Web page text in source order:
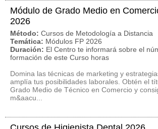
Módulo de Grado Medio en
2026
Método: Cursos de Metodología a Distancia
Temática: Módulos FP 2026
Duración: El Centro te informará sobre el
formación de este Curso horas
Domina las técnicas de marketing y
amplía tus posibilidades laborales. Obtén el
Grado Medio de Técnico en Comercio y
m&aacu...